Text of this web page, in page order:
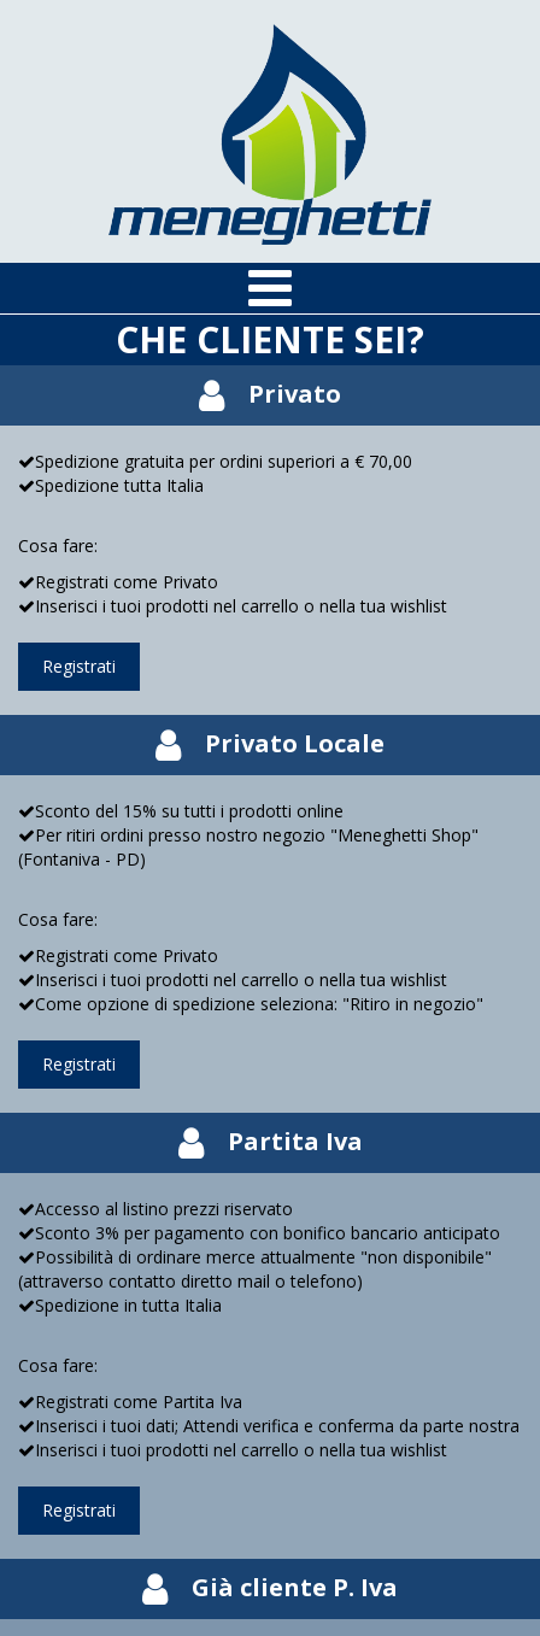
CHE CLIENTE SEI?
Privato
Spedizione gratuita per ordini superiori a € 70,00
Spedizione tutta Italia
Cosa fare:
Registrati come Privato
Inserisci i tuoi prodotti nel carrello o nella tua wishlist
Registrati
Privato Locale
Sconto del 15% su tutti i prodotti online
Per ritiri ordini presso nostro negozio "Meneghetti Shop"
(Fontaniva - PD)
Cosa fare:
Registrati come Privato
Inserisci i tuoi prodotti nel carrello o nella tua wishlist
Come opzione di spedizione seleziona: "Ritiro in negozio"
Registrati
Partita Iva
Accesso al listino prezzi riservato
Sconto 3% per pagamento con bonifico bancario anticipato
Possibilità di ordinare merce attualmente "non disponibile"
(attraverso contatto diretto mail o telefono)
Spedizione in tutta Italia
Cosa fare:
Registrati come Partita Iva
Inserisci i tuoi dati; Attendi verifica e conferma da parte nostra
Inserisci i tuoi prodotti nel carrello o nella tua wishlist
Registrati
Già cliente P. Iva